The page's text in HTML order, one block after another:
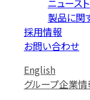
ニュース
製品に関
採用情報
お問い合わせ
English
グループ企業